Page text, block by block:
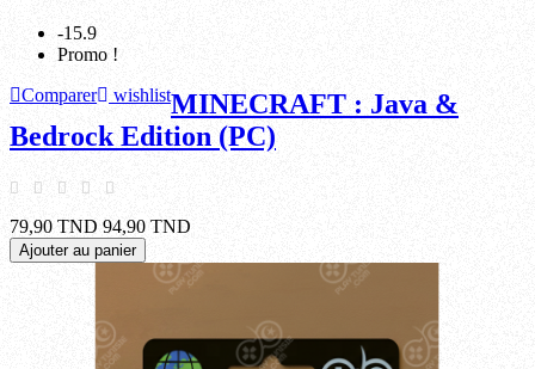
-15.9
Promo !
Comparer
wishlistMINECRAFT : Java &
Bedrock Edition (PC)
79,90 TND 94,90 TND
Ajouter au panier